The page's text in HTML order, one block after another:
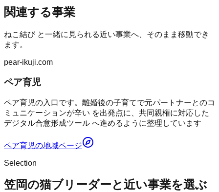
関連する事業
ねこ結びと一緒に見られる近い事業へ、そのまま移動でき
ます。
pear-ikuji.com
ペア育児
ペア育児の入口です。離婚後の子育てで元パートナーとのコ
ミュニケーションが辛い を出発点に、共同親権に対応した
デジタル合意形成ツール へ進めるように整理しています
ペア育児の地域ページ
Selection
笠岡の猫ブリーダーと近い事業を選ぶ